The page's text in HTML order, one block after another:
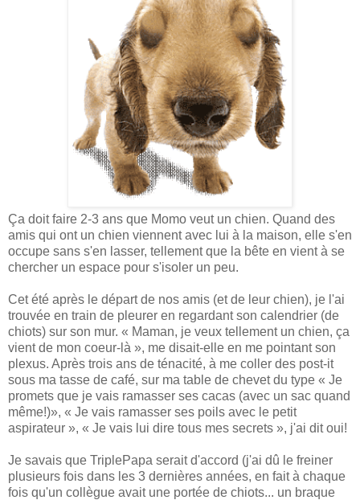
Ça doit faire 2-3 ans que Momo veut un chien. Quand des
amis qui ont un chien viennent avec lui à la maison, elle s'en
occupe sans s'en lasser, tellement que la bête en vient à se
chercher un espace pour s'isoler un peu.
Cet été après le départ de nos amis (et de leur chien), je l'ai
trouvée en train de pleurer en regardant son calendrier (de
chiots) sur son mur. « Maman, je veux tellement un chien, ça
vient de mon coeur-là », me disait-elle en me pointant son
plexus. Après trois ans de ténacité, à me coller des post-it
sous ma tasse de café, sur ma table de chevet du type « Je
promets que je vais ramasser ses cacas (avec un sac quand
même!)», « Je vais ramasser ses poils avec le petit
aspirateur », « Je vais lui dire tous mes secrets », j'ai dit oui!
Je savais que TriplePapa serait d'accord (j'ai dû le freiner
plusieurs fois dans les 3 dernières années, en fait à chaque
fois qu'un collègue avait une portée de chiots... un braque